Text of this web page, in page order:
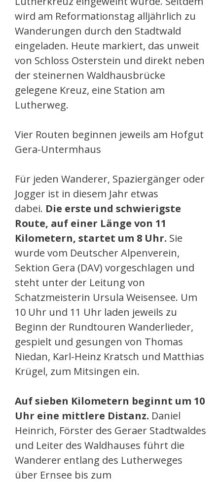
wird am Reformationstag alljährlich zu
Wanderungen durch den Stadtwald
eingeladen. Heute markiert, das unweit
von Schloss Osterstein und direkt neben
der steinernen Waldhausbrücke
gelegene Kreuz, eine Station am
Lutherweg.
Vier Routen beginnen jeweils am Hofgut
Gera-Untermhaus
Für jeden Wanderer, Spaziergänger oder
Jogger ist in diesem Jahr etwas
dabei. Die erste und schwierigste
Route, auf einer Länge von 11
Kilometern, startet um 8 Uhr. Sie
wurde vom Deutscher Alpenverein,
Sektion Gera (DAV) vorgeschlagen und
steht unter der Leitung von
Schatzmeisterin Ursula Weisensee. Um
10 Uhr und 11 Uhr laden jeweils zu
Beginn der Rundtouren Wanderlieder,
gespielt und gesungen von Thomas
Niedan, Karl-Heinz Kratsch und Matthias
Krügel, zum Mitsingen ein.
Auf sieben Kilometern beginnt um 10
Uhr eine mittlere Distanz. Daniel
Heinrich, Förster des Geraer Stadtwaldes
und Leiter des Waldhauses führt die
Wanderer entlang des Lutherweges
über Ernsee bis zum